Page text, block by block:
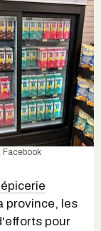
Facebook
province, les
pour